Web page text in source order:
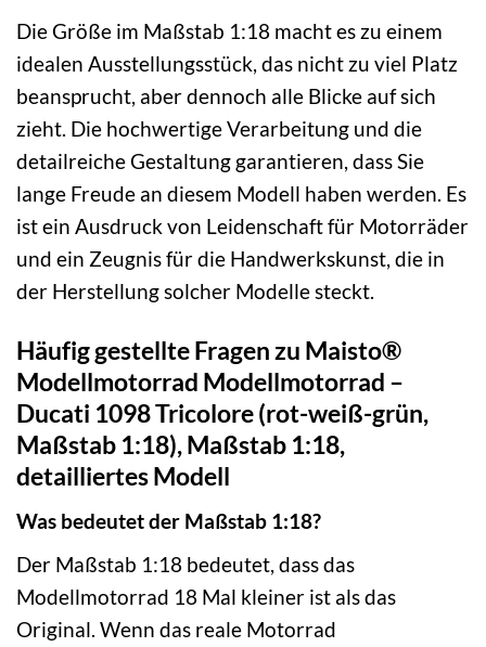
Die Größe im Maßstab 1:18 macht es zu einem
idealen Ausstellungsstück, das nicht zu viel Platz
beansprucht, aber dennoch alle Blicke auf sich
zieht. Die hochwertige Verarbeitung und die
detailreiche Gestaltung garantieren, dass Sie
lange Freude an diesem Modell haben werden. Es
ist ein Ausdruck von Leidenschaft für Motorräder
und ein Zeugnis für die Handwerkskunst, die in
der Herstellung solcher Modelle steckt.
Häufig gestellte Fragen zu Maisto®
Modellmotorrad Modellmotorrad –
Ducati 1098 Tricolore (rot-weiß-grün,
Maßstab 1:18), Maßstab 1:18,
detailliertes Modell
Was bedeutet der Maßstab 1:18?
Der Maßstab 1:18 bedeutet, dass das
Modellmotorrad 18 Mal kleiner ist als das
Original. Wenn das reale Motorrad